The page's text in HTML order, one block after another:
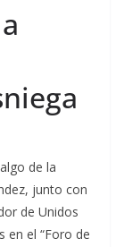
de la
junto con
de Unidos
en el “Foro de